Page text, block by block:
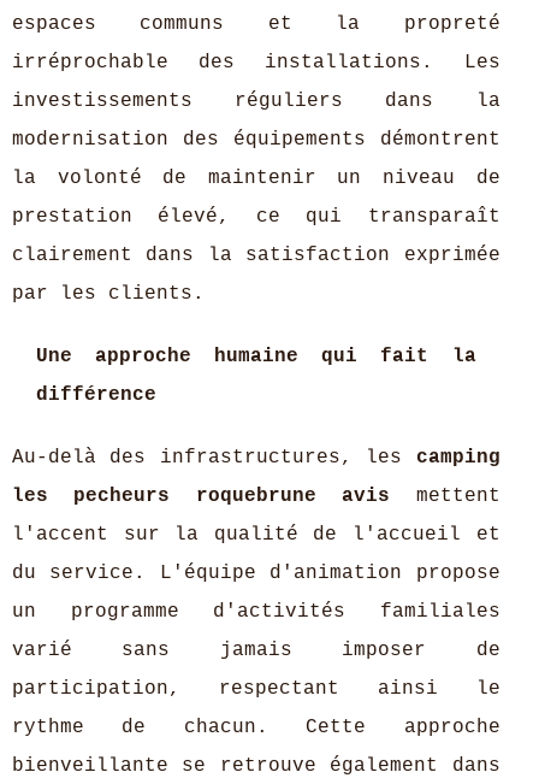
espaces communs et la propreté
irréprochable des installations. Les
investissements réguliers dans la
modernisation des équipements démontrent
la volonté de maintenir un niveau de
prestation élevé, ce qui transparaît
clairement dans la satisfaction exprimée
par les clients.
Une approche humaine qui fait la
différence
Au-delà des infrastructures, les camping
les pecheurs roquebrune avis mettent
l'accent sur la qualité de l'accueil et
du service. L'équipe d'animation propose
un programme d'activités familiales
varié sans jamais imposer de
participation, respectant ainsi le
rythme de chacun. Cette approche
bienveillante se retrouve également dans